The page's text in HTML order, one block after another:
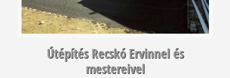
Útépítés Recskó Ervinnel és
mestereivel